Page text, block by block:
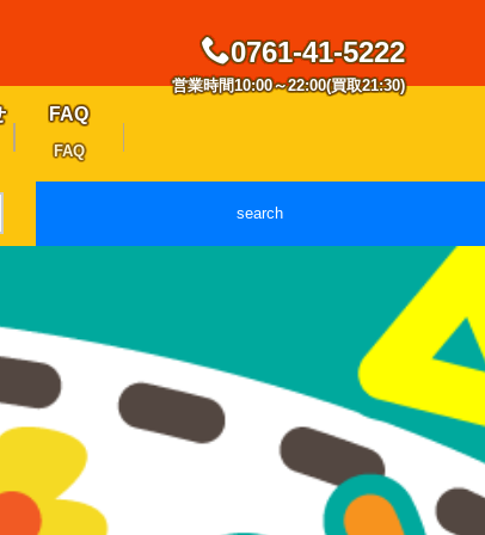
0761-41-5222
営業時間10:00～22:00(買取21:30)
FAQ
FAQ
search